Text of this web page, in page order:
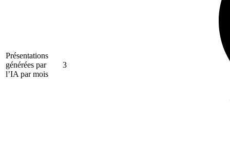
Présentations
générées par
l’IA par mois
3